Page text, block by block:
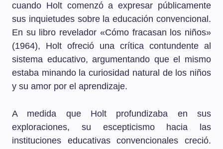
cuando Holt comenzó a expresar públicamente
sus inquietudes sobre la educación convencional.
En su libro revelador «Cómo fracasan los niños»
(1964), Holt ofreció una crítica contundente al
sistema educativo, argumentando que el mismo
estaba minando la curiosidad natural de los niños
y su amor por el aprendizaje.
A medida que Holt profundizaba en sus
exploraciones, su escepticismo hacia las
instituciones educativas convencionales creció.